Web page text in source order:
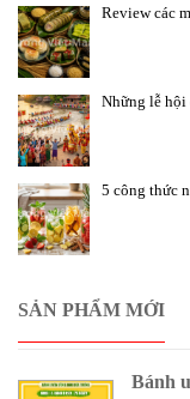
Review các
Những lễ hội
5 công thức
SẢN PHẨM MỚI
Bánh